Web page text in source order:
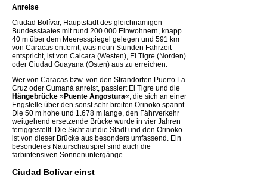
Anreise
Ciudad Bolívar, Hauptstadt des gleichnamigen
Bundesstaates mit rund 200.000 Einwohnern, knapp
40 m über dem Meeresspiegel gelegen und 591 km
von Caracas entfernt, was neun Stunden Fahrzeit
entspricht, ist von Caicara (Westen), El Tigre (Norden)
oder Ciudad Guayana (Osten) aus zu erreichen.
Wer von Caracas bzw. von den Strandorten Puerto La
Cruz oder Cumaná anreist, passiert El Tigre und die
Hängebrücke »Puente Angostura«, die sich an einer
Engstelle über den sonst sehr breiten Orinoko spannt.
Die 50 m hohe und 1.678 m lange, den Fährverkehr
weitgehend ersetzende Brücke wurde in vier Jahren
fertiggestellt. Die Sicht auf die Stadt und den Orinoko
ist von dieser Brücke aus besonders umfassend. Ein
besonderes Naturschauspiel sind auch die
farbintensiven Sonnenuntergänge.
Ciudad Bolívar einst